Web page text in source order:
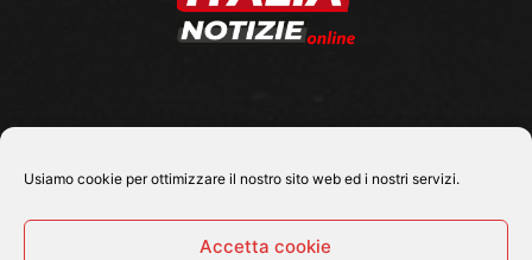
Usiamo cookie per ottimizzare il nostro sito web ed i nostri servizi.
Accetta cookie
SEGUICI SU